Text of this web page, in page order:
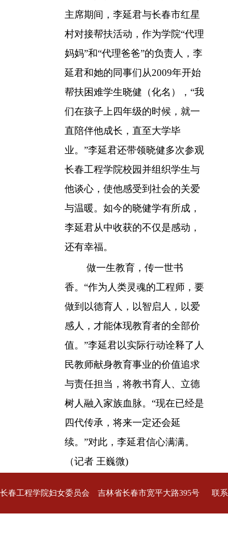
主席期间，李延君与长春市红星
村对接帮扶活动，作为学院“代理
妈妈”和“代理爸爸”的负责人，李
延君和她的同事们从2009年开始
帮扶困难学生晓健（化名），“我
们在孩子上四年级的时候，就一
直陪伴他成长，直至大学毕
业。”李延君还带领晓健多次参观
长春工程学院校园并组织学生与
他谈心，使他感受到社会的关爱
与温暖。如今的晓健学有所成，
李延君从中收获的不仅是感动，
还有幸福。
做一生教育，传一世书
香。“作为人类灵魂的工程师，要
做到以德育人，以智启人，以爱
感人，才能体现教育者的全部价
值。”李延君以实际行动诠释了人
民教师献身教育事业的价值追求
与责任担当，将教书育人、立德
树人融入家族血脉。“现在已经是
四代传承，将来一定还会延
续。”对此，李延君信心满满。
（记者 王巍微)
长春工程学院妇女委员会 吉林省长春市宽平大路395号 联系